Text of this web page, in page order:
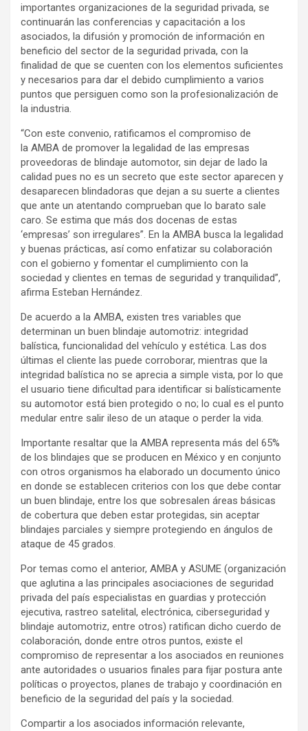
importantes organizaciones de la seguridad privada, se
continuarán las conferencias y capacitación a los
asociados, la difusión y promoción de información en
beneficio del sector de la seguridad privada, con la
finalidad de que se cuenten con los elementos suficientes
y necesarios para dar el debido cumplimiento a varios
puntos que persiguen como son la profesionalización de
la industria.
“Con este convenio, ratificamos el compromiso de
la AMBA de promover la legalidad de las empresas
proveedoras de blindaje automotor, sin dejar de lado la
calidad pues no es un secreto que este sector aparecen y
desaparecen blindadoras que dejan a su suerte a clientes
que ante un atentando comprueban que lo barato sale
caro. Se estima que más dos docenas de estas
‘empresas’ son irregulares”. En la AMBA busca la legalidad
y buenas prácticas, así como enfatizar su colaboración
con el gobierno y fomentar el cumplimiento con la
sociedad y clientes en temas de seguridad y tranquilidad”,
afirma Esteban Hernández.
De acuerdo a la AMBA, existen tres variables que
determinan un buen blindaje automotriz: integridad
balística, funcionalidad del vehículo y estética. Las dos
últimas el cliente las puede corroborar, mientras que la
integridad balística no se aprecia a simple vista, por lo que
el usuario tiene dificultad para identificar si balísticamente
su automotor está bien protegido o no; lo cual es el punto
medular entre salir ileso de un ataque o perder la vida.
Importante resaltar que la AMBA representa más del 65%
de los blindajes que se producen en México y en conjunto
con otros organismos ha elaborado un documento único
en donde se establecen criterios con los que debe contar
un buen blindaje, entre los que sobresalen áreas básicas
de cobertura que deben estar protegidas, sin aceptar
blindajes parciales y siempre protegiendo en ángulos de
ataque de 45 grados.
Por temas como el anterior, AMBA y ASUME (organización
que aglutina a las principales asociaciones de seguridad
privada del país especialistas en guardias y protección
ejecutiva, rastreo satelital, electrónica, ciberseguridad y
blindaje automotriz, entre otros) ratifican dicho cuerdo de
colaboración, donde entre otros puntos, existe el
compromiso de representar a los asociados en reuniones
ante autoridades o usuarios finales para fijar postura ante
políticas o proyectos, planes de trabajo y coordinación en
beneficio de la seguridad del país y la sociedad.
Compartir a los asociados información relevante,